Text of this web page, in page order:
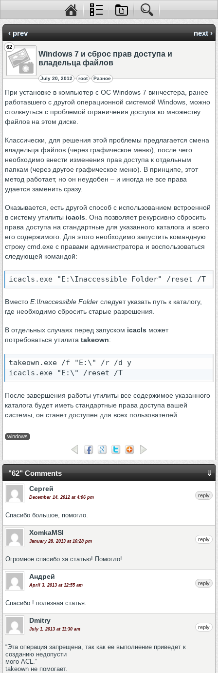
‹ prev next ›
62
Windows 7 и сброс прав доступа и
владельца файлов
July 20, 2012 root Разное
При установке в компьютер с ОС Windows 7 винчестера, ранее
работавшего с другой операционной системой Windows, можно
столкнуться с проблемой ограничения доступа ко множеству
файлов на этом диске.
Классически, для решения этой проблемы предлагается смена
владельца файлов (через графическое меню), после чего
необходимо внести изменения прав доступа к отдельным
папкам (через другое графическое меню). В принципе, этот
метод работает, но он неудобен – и иногда не все права
удается заменить сразу.
Оказывается, есть другой способ с использованием встроенной
в систему утилиты icacls . Она позволяет рекурсивно сбросить
права доступа на стандартные для указанного каталога и всего
его содержимого. Для этого необходимо запустить командную
строку cmd.exe с правами администратора и воспользоваться
следующей командой:
icacls.exe "E:\Inaccessible Folder" /reset /T
Вместо E:\Inaccessible Folder следует указать путь к каталогу,
где необходимо сбросить старые разрешения.
В отдельных случаях перед запуском icacls может
потребоваться утилита takeown:
takeown.exe /f "E:\" /r /d y
icacls.exe "E:\" /reset /T
После завершения работы утилиты все содержимое указанного
каталога будет иметь стандартные права доступа вашей
системы, он станет доступен для всех пользователей.
windows
"62" Comments ⇓
Сергей
December 14, 2012 at 4:06 pm
Спасибо большое, помогло.
reply
XomkaMSI
January 28, 2013 at 10:28 pm
Огромное спасибо за статью! Помогло!
reply
Андрей
April 3, 2013 at 12:55 am
Спасибо ! полезная статья.
reply
Dmitry
July 1, 2013 at 11:30 am
“Эта операция запрещена, так как ее выполнение приведет к
созданию недопусти
мого ACL.”
takeown не помогает.
reply